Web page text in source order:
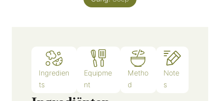
Ingredien
ts
Equipme
nt
Metho
d
Note
s